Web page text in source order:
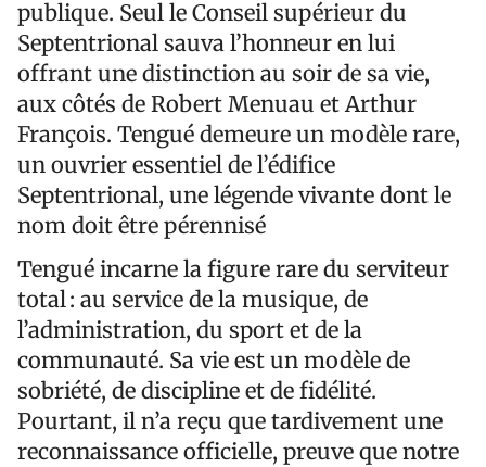
publique. Seul le Conseil supérieur du
Septentrional sauva l’honneur en lui
offrant une distinction au soir de sa vie,
aux côtés de Robert Menuau et Arthur
François. Tengué demeure un modèle rare,
un ouvrier essentiel de l’édifice
Septentrional, une légende vivante dont le
nom doit être pérennisé
Tengué incarne la figure rare du serviteur
total : au service de la musique, de
l’administration, du sport et de la
communauté. Sa vie est un modèle de
sobriété, de discipline et de fidélité.
Pourtant, il n’a reçu que tardivement une
reconnaissance officielle, preuve que notre